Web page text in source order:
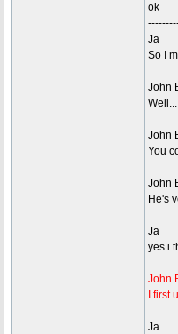
ok
Ja
So I
John
Well...
John
You
John
He's
Ja
yes i
John
I
Ja